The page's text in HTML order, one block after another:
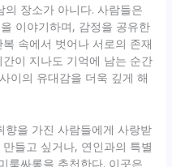
장소가 아니다. 사람들은
이야기하며, 감정을 공유한
속에서 벗어나 서로의 존재
이 지나도 기억에 남는 순간
이의 유대감을 더욱 깊게 해
향을 가진 사람들에게 사랑받
들고 싶거나, 연인과의 특별
룸싸롱을 추천한다. 이곳은